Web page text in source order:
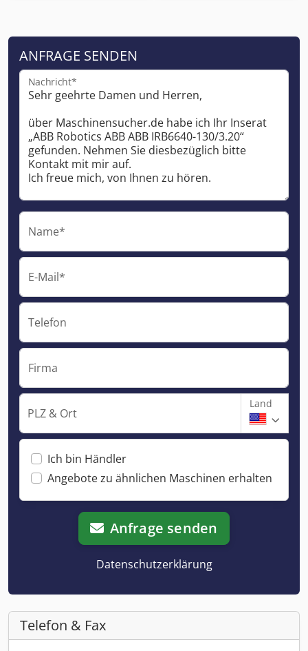
ANFRAGE SENDEN
Nachricht*
Name*
E-Mail*
Telefon
Firma
PLZ & Ort
Land
Ich bin Händler
Angebote zu ähnlichen Maschinen erhalten
Anfrage senden
Datenschutzerklärung
Telefon & Fax